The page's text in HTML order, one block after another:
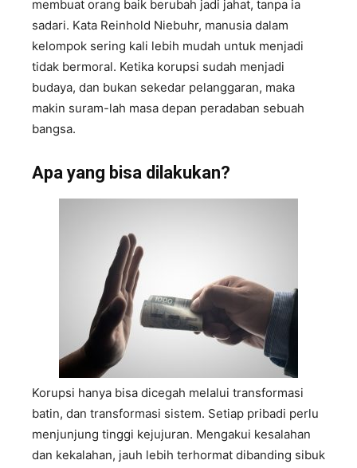
membuat orang baik berubah jadi jahat, tanpa ia
sadari. Kata Reinhold Niebuhr, manusia dalam
kelompok sering kali lebih mudah untuk menjadi
tidak bermoral. Ketika korupsi sudah menjadi
budaya, dan bukan sekedar pelanggaran, maka
makin suram-lah masa depan peradaban sebuah
bangsa.
Apa yang bisa dilakukan?
Korupsi hanya bisa dicegah melalui transformasi
batin, dan transformasi sistem. Setiap pribadi perlu
menjunjung tinggi kejujuran. Mengakui kesalahan
dan kekalahan, jauh lebih terhormat dibanding sibuk